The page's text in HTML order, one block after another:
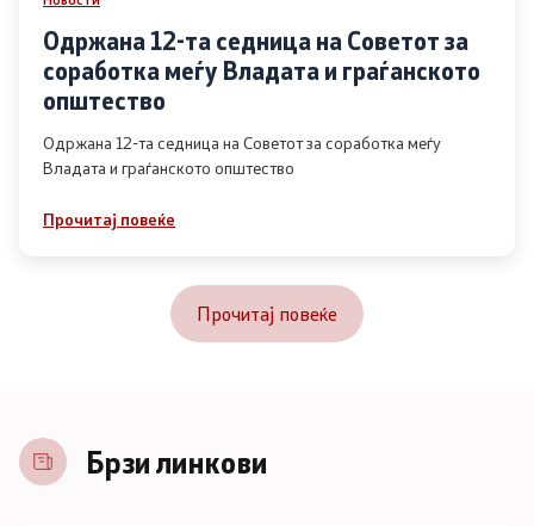
Одржана 12-та седница на Советот за
соработка меѓу Владата и граѓанското
општество
Одржана 12-та седница на Советот за соработка меѓу
Владата и граѓанското општество
Прочитај повеќе
Прочитај повеќе
Брзи линкови